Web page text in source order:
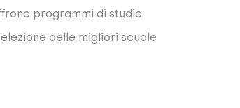
programmi di studio
delle migliori scuole